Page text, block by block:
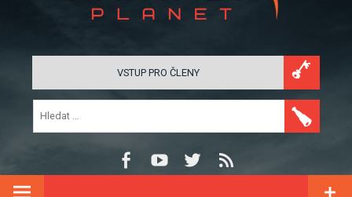
VSTUP PRO ČLENY